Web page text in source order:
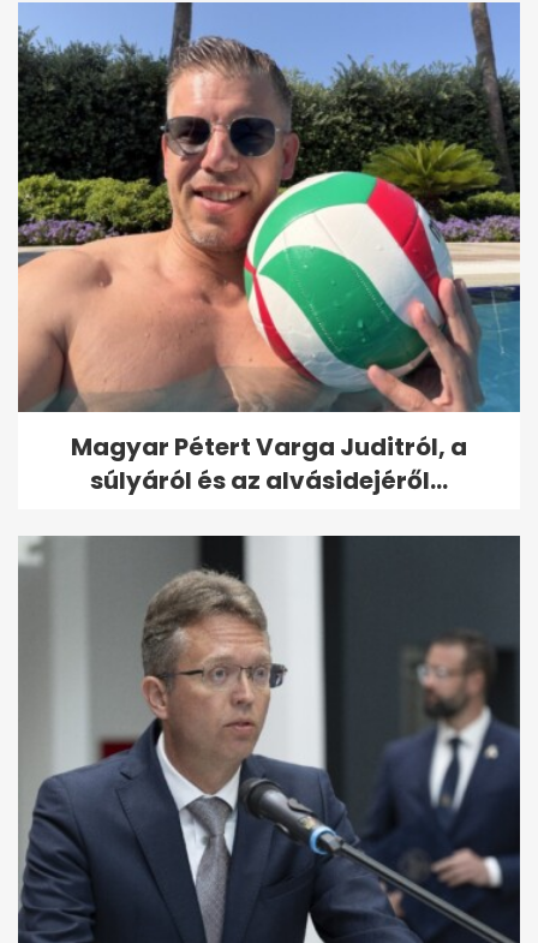
Magyar Pétert Varga Juditról, a
súlyáról és az alvásidejéről...